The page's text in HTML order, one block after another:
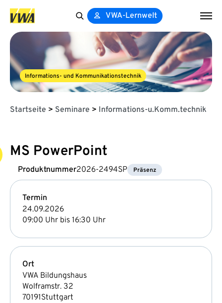
VWA-Lernwelt
Informations- und Kommunikationstechnik
Startseite > Seminare > Informations-u.Komm.technik
MS PowerPoint
Produktnummer2026-2494SP Präsenz
Termin
24.09.2026
09:00 Uhr bis 16:30 Uhr
Ort
VWA Bildungshaus
Wolframstr. 32
70191Stuttgart